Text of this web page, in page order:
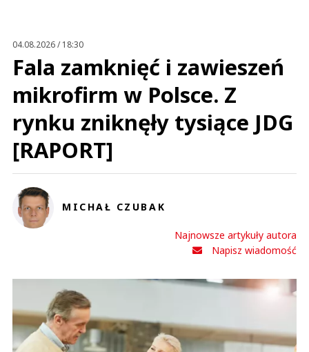
04.08.2026 / 18:30
Fala zamknięć i zawieszeń
mikrofirm w Polsce. Z
rynku zniknęły tysiące JDG
[RAPORT]
MICHAŁ CZUBAK
Najnowsze artykuły autora
Napisz wiadomość